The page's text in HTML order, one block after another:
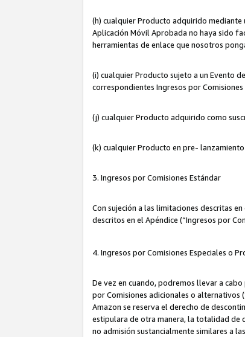
(h) cualquier Producto adquirido mediante
Aplicación Móvil Aprobada no haya sido
herramientas de enlace que nosotros
(i) cualquier Producto sujeto a un Evento
correspondientes Ingresos por
(j) cualquier Producto adquirido como
(k) cualquier Producto en pre-
3. Ingresos por Comisiones Estándar
Con sujeción a las limitaciones descritas
descritos en el Apéndice (“Ingresos por
4. Ingresos por Comisiones Especiales o
De vez en cuando, podremos llevar a
por Comisiones adicionales o alternativos
Amazon se reserva el derecho de
estipulara de otra manera, la totalidad de
no admisión sustancialmente similares a